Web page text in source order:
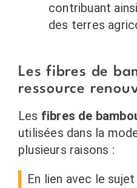
contribuant
des terres
Les fibres de
ressource
Les fibres de
utilisées dans la
plusieurs raisons :
En lien avec le sujet